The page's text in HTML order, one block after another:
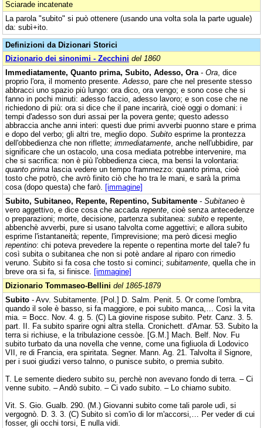
Sciarade incatenate
La parola "subito" si può ottenere (usando una volta sola la parte uguale)
da: subì+ito.
Definizioni da Dizionari Storici
Dizionario dei sinonimi - Zecchini del 1860
Immediatamente, Quanto prima, Subito, Adesso, Ora - Ora , dice
proprio l'ora, il momento presente. Adesso , pare che nel presente stesso
abbracci uno spazio più lungo: ora dico, ora vengo; e sono cose che si
fanno in pochi minuti: adesso faccio, adesso lavoro; e son cose che ne
richiedono di più: ora si dice che il pane incarirà, cioè oggi o domani: i
tempi d'adesso son duri assai per la povera gente; questo adesso
abbraccia anche anni interi: questi due primi avverbi puonno stare e prima
e dopo del verbo; gli altri tre, meglio dopo. Subito esprime la prontezza
dell'obbedienza che non riflette; immediatamente , anche nell'ubbidire, par
significare che un ostacolo, una cosa mediata potrebbe intervenire, ma
che si sacrifica: non è più l'obbedienza cieca, ma bensi la volontaria:
quanto prima lascia vedere un tempo frammezzo: quanto prima, cioè
tosto che potrò, che avrò finito ciò che ho tra le mani, e sarà la prima
cosa (dopo questa) che farò. [immagine]
Subito, Subitaneo, Repente, Repentino, Subitamente - Subitaneo è
vero aggettivo, e dice cosa che accada repente , cioè senza antecedenze
o preparazioni; morte, decisione, partenza subitanea: subito e repente,
abbenchè avverbi, pure si usano talvolta come aggettivi; e allora subito
esprime l'istantaneità; repente, l'imprevisione; ma però dicesi meglio
repentino: chi poteva prevedere la repente o repentina morte del tale? fu
così subita o subitanea che non si potè andare al riparo con rimedio
veruno. Subito si fa cosa che tosto si cominci; subitamente , quella che in
breve ora si fa, si finisce. [immagine]
Dizionario Tommaseo-Bellini del 1865-1879
Subito - Avv. Subitamente. [Pol.] D. Salm. Penit. 5. Or come l'ombra,
quando il sole è basso, si fa maggiore, e poi subito manca,… Così la vita
mia. = Bocc. Nov. 4. g. 5. (C) La giovine rispose subito. Petr. Canz. 3. 5.
part. II. Fa subito sparire ogni altra stella. Cronichett. d'Amar. 53. Subito la
terra si richiuse, e la tribulazione cessòe. [G.M.] Mach. Belf. Nov. Fu
subito turbato da una novella che venne, come una figliuola di Lodovico
VII, re di Francia, era spiritata. Segner. Mann. Ag. 21. Talvolta il Signore,
per i suoi giudizi verso talnno, o punisce subito, o premia subito.
T. Le semente diedero subito su, perchè non avevano fondo di terra. – Ci
venne subito. – Andò subito. – Ci vado subito. – Lo chiamo subito.
Vit. S. Gio. Gualb. 290. (M.) Giovanni subito come tali parole udì, si
vergognò. D. 3. 3. (C) Subito sì com'io di lor m'accorsi,… Per veder di cui
fosser, gli occhi torsi, E nulla vidi.